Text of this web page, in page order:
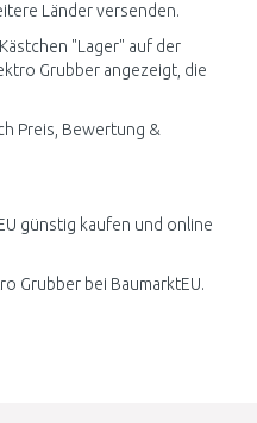
Länder versenden.
"Lager" auf der
Grubber angezeigt, die
Preis, Bewertung &
günstig kaufen und online
Grubber bei BaumarktEU.